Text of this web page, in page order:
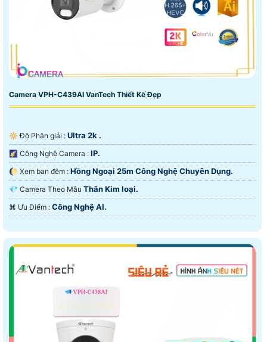
Camera VPH-C439AI VanTech Thiết Kế Đẹp
🔆 Độ Phân giải : Ultra 2k .
🌠 Công Nghệ Camera : IP.
🌔 Xem ban đêm : Hồng Ngoại 25m Công Nghệ Chuyên Dụng.
💎 Camera Theo Mẫu Thân Kim loại.
️⌘ Ưu Điểm : Công Nghệ AI.